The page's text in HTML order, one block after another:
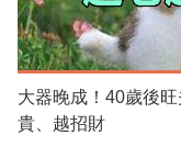
大器晚成！40歲後
貴、越招財